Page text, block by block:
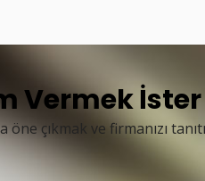
Vermek
çıkmak ve firmanızı